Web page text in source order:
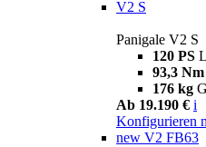
V2 S
Panigale V2 S
120 PS
93,3 Nm
176 kg
Ab 19.190 € i
Konfigurieren
new V2 FB63